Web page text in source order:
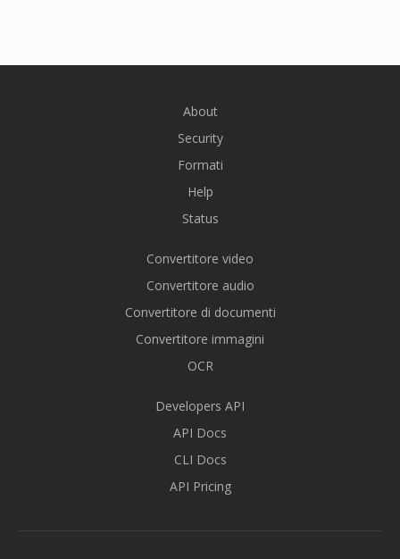
About
Security
Formati
Help
Status
Convertitore video
Convertitore audio
Convertitore di documenti
Convertitore immagini
OCR
Developers API
API Docs
CLI Docs
API Pricing